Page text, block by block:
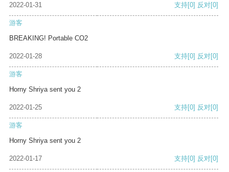
2022-01-31 支持[0] 反对[0]
游客
BREAKING! Portable CO2
2022-01-28 支持[0] 反对[0]
游客
Horny Shriya sent you 2
2022-01-25 支持[0] 反对[0]
游客
Horny Shriya sent you 2
2022-01-17 支持[0] 反对[0]